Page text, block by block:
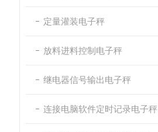
定量灌装电子秤
放料进料控制电子秤
继电器信号输出电子秤
连接电脑软件定时记录电子秤